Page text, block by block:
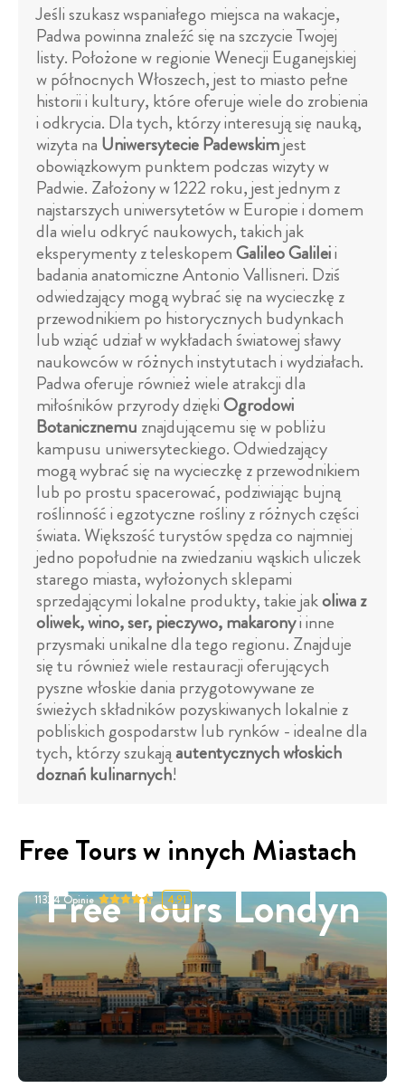
Jeśli szukasz wspaniałego miejsca na wakacje,
Padwa powinna znaleźć się na szczycie Twojej
listy. Położone w regionie Wenecji Euganejskiej
w północnych Włoszech, jest to miasto pełne
historii i kultury, które oferuje wiele do zrobienia
i odkrycia. Dla tych, którzy interesują się nauką,
wizyta na Uniwersytecie Padewskimjest
obowiązkowym punktem podczas wizyty w
Padwie. Założony w 1222 roku, jest jednym z
najstarszych uniwersytetów w Europie i domem
dla wielu odkryć naukowych, takich jak
eksperymenty z teleskopemGalileo Galileii
badania anatomiczne Antonio Vallisneri. Dziś
odwiedzający mogą wybrać się na wycieczkę z
przewodnikiem po historycznych budynkach
lub wziąć udział w wykładach światowej sławy
naukowców w różnych instytutach i wydziałach.
Padwa oferuje również wiele atrakcji dla
miłośników przyrody dziękiOgrodowi
Botanicznemu znajdującemu się w pobliżu
kampusu uniwersyteckiego. Odwiedzający
mogą wybrać się na wycieczkę z przewodnikiem
lub po prostu spacerować, podziwiając bujną
roślinność i egzotyczne rośliny z różnych części
świata. Większość turystów spędza co najmniej
jedno popołudnie na zwiedzaniu wąskich uliczek
starego miasta, wyłożonych sklepami
sprzedającymi lokalne produkty, takie jakoliwa z
oliwek, wino, ser, pieczywo, makaronyi inne
przysmaki unikalne dla tego regionu. Znajduje
się tu również wiele restauracji oferujących
pyszne włoskie dania przygotowywane ze
świeżych składników pozyskiwanych lokalnie z
pobliskich gospodarstw lub rynków - idealne dla
tych, którzy szukająautentycznych włoskich
doznań kulinarnych!
Free Tours w innych Miastach
Free Tours Londyn
11324Opinie 4.91